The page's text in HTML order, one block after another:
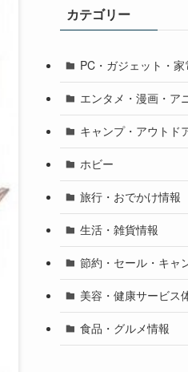
カテゴリー
PC・ガジェット・家
エンタメ・漫画・ア
キャンプ・アウトド
ホビー
旅行・おでかけ情報
生活・雑貨情報
節約・セール・キャ
美容・健康サービス
食品・グルメ情報